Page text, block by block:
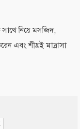
সাথে নিয়ে মসজিদ,
এবং শীঘ্রই মাদ্রাসা